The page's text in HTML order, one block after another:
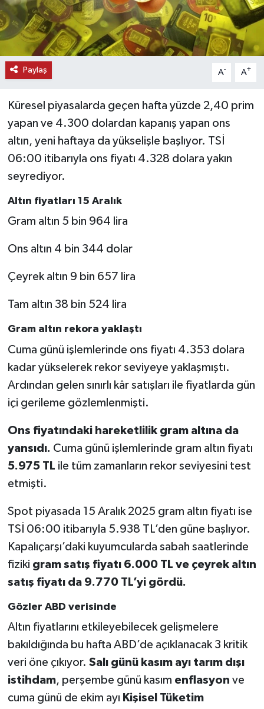
Paylaş A- A+
Küresel piyasalarda geçen hafta yüzde 2,40 prim
yapan ve 4.300 dolardan kapanış yapan ons
altın, yeni haftaya da yükselişle başlıyor. TSİ
06:00 itibarıyla ons fiyatı 4.328 dolara yakın
seyrediyor.
Altın fiyatları 15 Aralık
Gram altın 5 bin 964 lira
Ons altın 4 bin 344 dolar
Çeyrek altın 9 bin 657 lira
Tam altın 38 bin 524 lira
Gram altın rekora yaklaştı
Cuma günü işlemlerinde ons fiyatı 4.353 dolara
kadar yükselerek rekor seviyeye yaklaşmıştı.
Ardından gelen sınırlı kâr satışları ile fiyatlarda gün
içi gerileme gözlemlenmişti.
Ons fiyatındaki hareketlilik gram altına da
yansıdı. Cuma günü işlemlerinde gram altın fiyatı
5.975 TL ile tüm zamanların rekor seviyesini test
etmişti.
Spot piyasada 15 Aralık 2025 gram altın fiyatı ise
TSİ 06:00 itibarıyla 5.938 TL’den güne başlıyor.
Kapalıçarşı’daki kuyumcularda sabah saatlerinde
fiziki gram satış fiyatı 6.000 TL ve çeyrek altın
satış fiyatı da 9.770 TL’yi gördü.
Gözler ABD verisinde
Altın fiyatlarını etkileyebilecek gelişmelere
bakıldığında bu hafta ABD’de açıklanacak 3 kritik
veri öne çıkıyor. Salı günü kasım ayı tarım dışı
istihdam, perşembe günü kasım enflasyon ve
cuma günü de ekim ayı Kişisel Tüketim
SAĞLIK
SPOR
TEKNOLOJİ
TİCARET
YAŞAM